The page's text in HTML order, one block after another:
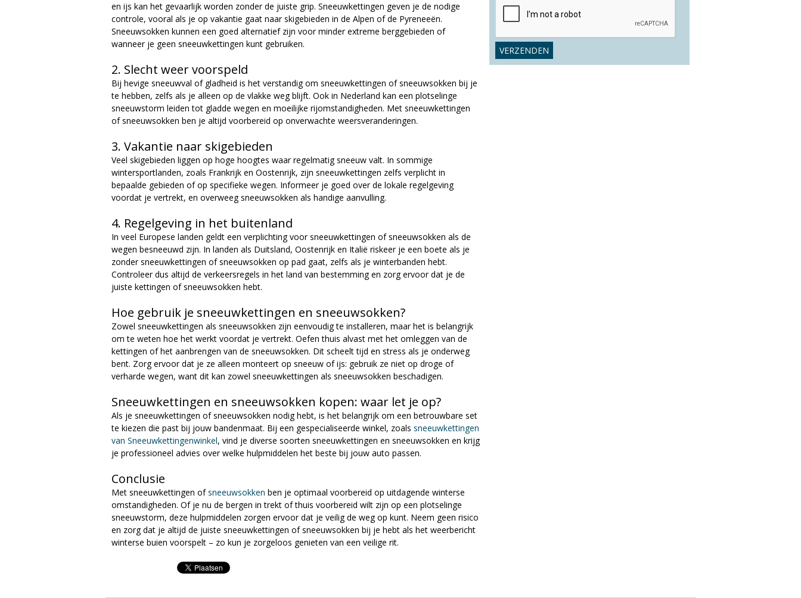
en ijs kan het gevaarlijk worden zonder de juiste grip. Sneeuwkettingen geven je de nodige
controle, vooral als je op vakantie gaat naar skigebieden in de Alpen of de Pyreneeën.
Sneeuwsokken kunnen een goed alternatief zijn voor minder extreme berggebieden of
wanneer je geen sneeuwkettingen kunt gebruiken.
2. Slecht weer voorspeld
Bij hevige sneeuwval of gladheid is het verstandig om sneeuwkettingen of sneeuwsokken bij je
te hebben, zelfs als je alleen op de vlakke weg blijft. Ook in Nederland kan een plotselinge
sneeuwstorm leiden tot gladde wegen en moeilijke rijomstandigheden. Met sneeuwkettingen
of sneeuwsokken ben je altijd voorbereid op onverwachte weersveranderingen.
3. Vakantie naar skigebieden
Veel skigebieden liggen op hoge hoogtes waar regelmatig sneeuw valt. In sommige
wintersportlanden, zoals Frankrijk en Oostenrijk, zijn sneeuwkettingen zelfs verplicht in
bepaalde gebieden of op specifieke wegen. Informeer je goed over de lokale regelgeving
voordat je vertrekt, en overweeg sneeuwsokken als handige aanvulling.
4. Regelgeving in het buitenland
In veel Europese landen geldt een verplichting voor sneeuwkettingen of sneeuwsokken als de
wegen besneeuwd zijn. In landen als Duitsland, Oostenrijk en Italië riskeer je een boete als je
zonder sneeuwkettingen of sneeuwsokken op pad gaat, zelfs als je winterbanden hebt.
Controleer dus altijd de verkeersregels in het land van bestemming en zorg ervoor dat je de
juiste kettingen of sneeuwsokken hebt.
Hoe gebruik je sneeuwkettingen en sneeuwsokken?
Zowel sneeuwkettingen als sneeuwsokken zijn eenvoudig te installeren, maar het is belangrijk
om te weten hoe het werkt voordat je vertrekt. Oefen thuis alvast met het omleggen van de
kettingen of het aanbrengen van de sneeuwsokken. Dit scheelt tijd en stress als je onderweg
bent. Zorg ervoor dat je ze alleen monteert op sneeuw of ijs: gebruik ze niet op droge of
verharde wegen, want dit kan zowel sneeuwkettingen als sneeuwsokken beschadigen.
Sneeuwkettingen en sneeuwsokken kopen: waar let je op?
Als je sneeuwkettingen of sneeuwsokken nodig hebt, is het belangrijk om een betrouwbare set
te kiezen die past bij jouw bandenmaat. Bij een gespecialiseerde winkel, zoals sneeuwkettingen
van Sneeuwkettingenwinkel, vind je diverse soorten sneeuwkettingen en sneeuwsokken en krijg
je professioneel advies over welke hulpmiddelen het beste bij jouw auto passen.
Conclusie
Met sneeuwkettingen ofsneeuwsokken ben je optimaal voorbereid op uitdagende winterse
omstandigheden. Of je nu de bergen in trekt of thuis voorbereid wilt zijn op een plotselinge
sneeuwstorm, deze hulpmiddelen zorgen ervoor dat je veilig de weg op kunt. Neem geen risico
en zorg dat je altijd de juiste sneeuwkettingen of sneeuwsokken bij je hebt als het weerbericht
winterse buien voorspelt – zo kun je zorgeloos genieten van een veilige rit.